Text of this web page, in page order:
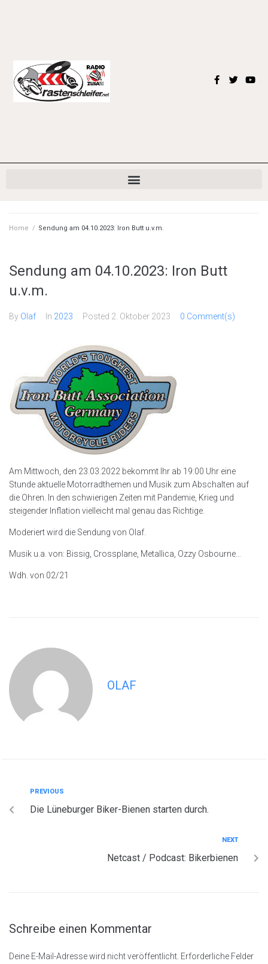
Home / Sendung am 04.10.2023: Iron Butt u.v.m.
Sendung am 04.10.2023: Iron Butt
u.v.m.
By Olaf In 2023 Posted 2. Oktober 2023 0 Comment(s)
Am Mittwoch, den 23.03.2022 bekommt Ihr ab 19:00 Uhr eine
Stunde aktuelle Motorradthemen und Musik zum Abschalten auf
die Ohren. In den schwierigen Zeiten mit Pandemie, Krieg und
steigender Inflation vielleicht mal genau das Richtige.
Moderiert wird die Sendung von Olaf.
Musik u.a. von: Bissig, Crossplane, Metallica, Ozzy Osbourne…
Wdh. von 02/21
OLAF
PREVIOUS
Die Lüneburger Biker-Bienen starten durch.
NEXT
Netcast / Podcast: Bikerbienen
Schreibe einen Kommentar
Deine E-Mail-Adresse wird nicht veröffentlicht. Erforderliche Felder